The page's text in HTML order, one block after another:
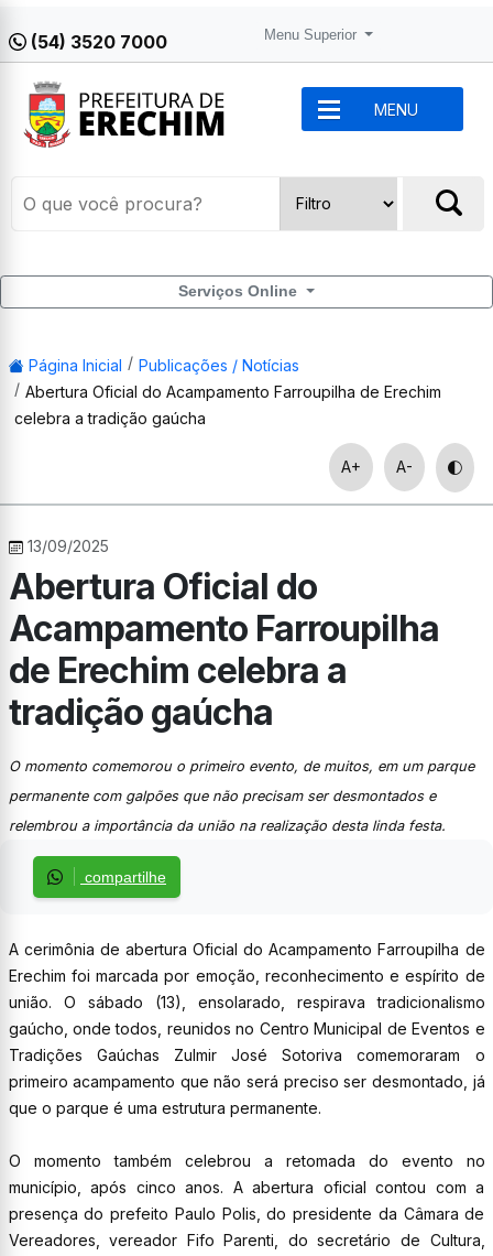
(54) 3520 7000 Menu Superior
MENU
Serviços Online
Página Inicial
Publicações / Notícias
Abertura Oficial do Acampamento Farroupilha de Erechim
celebra a tradição gaúcha
A+ A-
13/09/2025
Abertura Oficial do
Acampamento Farroupilha
de Erechim celebra a
tradição gaúcha
O momento comemorou o primeiro evento, de muitos, em um parque
permanente com galpões que não precisam ser desmontados e
relembrou a importância da união na realização desta linda festa.
compartilhe
A cerimônia de abertura Oficial do Acampamento Farroupilha de
Erechim foi marcada por emoção, reconhecimento e espírito de
união. O sábado (13), ensolarado, respirava tradicionalismo
gaúcho, onde todos, reunidos no Centro Municipal de Eventos e
Tradições Gaúchas Zulmir José Sotoriva comemoraram o
primeiro acampamento que não será preciso ser desmontado, já
que o parque é uma estrutura permanente.
O momento também celebrou a retomada do evento no
município, após cinco anos. A abertura oficial contou com a
presença do prefeito Paulo Polis, do presidente da Câmara de
Vereadores, vereador Fifo Parenti, do secretário de Cultura,